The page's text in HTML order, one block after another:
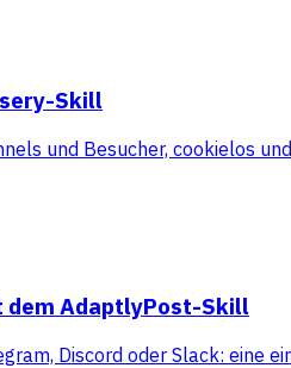
Skill
und Besucher, cookielos
dem AdaptlyPost-Skill
Discord oder Slack: eine